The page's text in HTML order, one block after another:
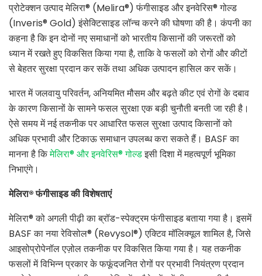
प्रोटेक्शन उत्पाद मेलिरा® (Melira®) फंगीसाइड और इनवेरिस® गोल्ड
(Inveris® Gold) इंसेक्टिसाइड लॉन्च करने की घोषणा की है। कंपनी का
कहना है कि इन दोनों नए समाधानों को भारतीय किसानों की जरूरतों को
ध्यान में रखते हुए विकसित किया गया है, ताकि वे फसलों को रोगों और कीटों
से बेहतर सुरक्षा प्रदान कर सकें तथा अधिक उत्पादन हासिल कर सकें।
भारत में जलवायु परिवर्तन, अनियमित मौसम और बढ़ते कीट एवं रोगों के दबाव
के कारण किसानों के सामने फसल सुरक्षा एक बड़ी चुनौती बनती जा रही है।
ऐसे समय में नई तकनीक पर आधारित फसल सुरक्षा उत्पाद किसानों को
अधिक प्रभावी और टिकाऊ समाधान उपलब्ध करा सकते हैं। BASF का
मानना है किमेलिरा® और इनवेरिस® गोल्डइसी दिशा में महत्वपूर्ण भूमिका
निभाएंगे।
मेलिरा®फंगीसाइडकीविशेषताएं
मेलिरा® को अगली पीढ़ी का ब्रॉड-स्पेक्ट्रम फंगीसाइड बताया गया है। इसमें
BASF का नया रेविसोल® (Revysol®) एक्टिव मॉलिक्यूल शामिल है, जिसे
आइसोप्रोपेनॉल एज़ोल तकनीक पर विकसित किया गया है। यह तकनीक
फसलों में विभिन्न प्रकार के फफूंदजनित रोगों पर प्रभावी नियंत्रण प्रदान